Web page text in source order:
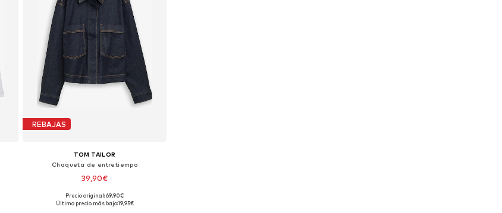
REBAJAS
TOM TAILOR
Chaqueta de entretiempo
39,90€
Tallas disponibles: M
Precio original: 69,90€
Último precio más bajo:19,95€